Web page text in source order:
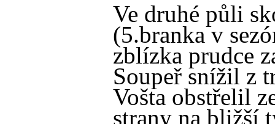
Ve druhé půli
(5.branka v
zblízka prudce
Soupeř snížil z
Vošta obstřelil
strany na bližší